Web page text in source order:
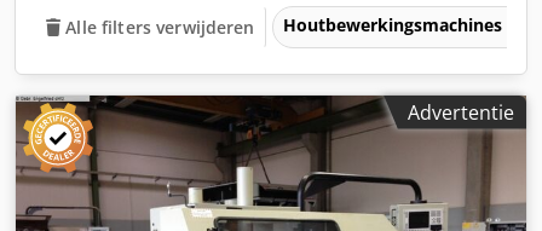
Alle filters verwijderen Houtbewerkingsmachines
Advertentie